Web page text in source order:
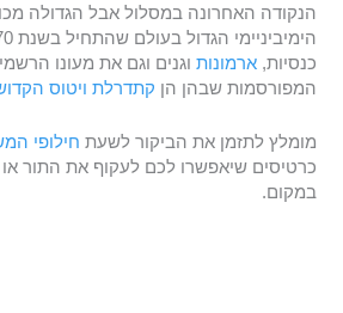
הנקודה האחרונה במסלול אבל הגדולה
כנסיות,ארמונות וגנים וגם את מעונו
המפורסמות שבהן הן קתדרלת ויטוס
מומלץ לתזמן את הביקור לשעת חילופי
כרטיסים שיאפשרו לכם לעקוף את התור
במקום.